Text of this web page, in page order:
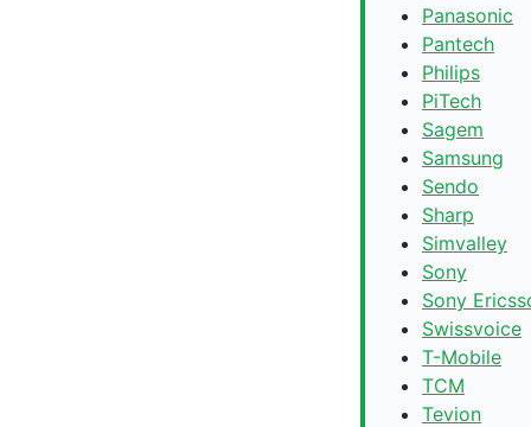
Panasonic
Pantech
Philips
PiTech
Sagem
Samsung
Sendo
Sharp
Simvalley
Sony
Sony
Swissvoice
T-Mobile
TCM
Tevion